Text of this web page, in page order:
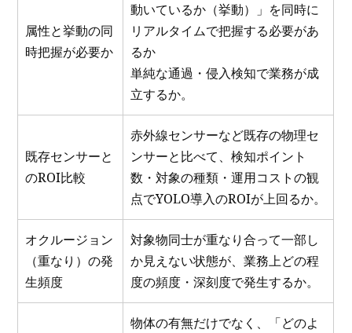
属性と挙動の同
時把握が必要か
動いているか（挙動）」を同時に
リアルタイムで把握する必要があ
るか
単純な通過・侵入検知で業務が成
立するか。
既存センサーと
のROI比較
赤外線センサーなど既存の物理セ
ンサーと比べて、検知ポイント
数・対象の種類・運用コストの観
点でYOLO導入のROIが上回るか。
オクルージョン
（重なり）の発
生頻度
対象物同士が重なり合って一部し
か見えない状態が、業務上どの程
度の頻度・深刻度で発生するか。
物体の有無だけでなく、「どのよ